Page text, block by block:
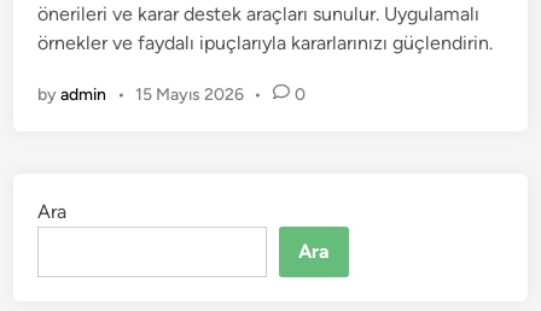
önerileri ve karar destek araçları sunulur. Uygulamalı
örnekler ve faydalı ipuçlarıyla kararlarınızı güçlendirin.
byadmin • 15 Mayıs 2026 • 0
Ara
Ara